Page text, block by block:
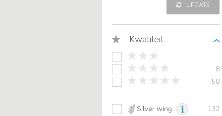
UPDATE
Kwaliteit
8
58
Silver wing
132